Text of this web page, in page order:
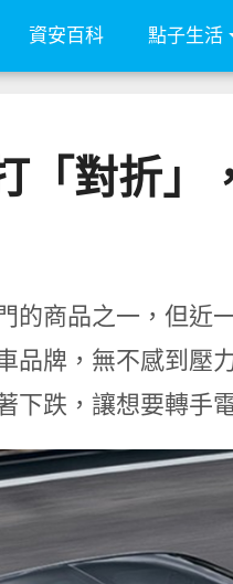
資安百科 點子生活
「對折」
的商品之一，但近
品牌，無不感到壓
下跌，讓想要轉手